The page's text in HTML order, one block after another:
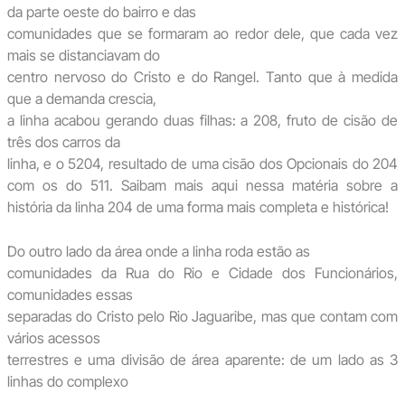
da parte oeste do bairro e das
comunidades que se formaram ao redor dele, que cada vez
mais se distanciavam do
centro nervoso do Cristo e do Rangel. Tanto que à medida
que a demanda crescia,
a linha acabou gerando duas filhas: a 208, fruto de cisão de
três dos carros da
linha, e o 5204, resultado de uma cisão dos Opcionais do 204
com os do 511. Saibam mais aqui nessa matéria sobre a
história da linha 204 de uma forma mais completa e histórica!
Do outro lado da área onde a linha roda estão as
comunidades da Rua do Rio e Cidade dos Funcionários,
comunidades essas
separadas do Cristo pelo Rio Jaguaribe, mas que contam com
vários acessos
terrestres e uma divisão de área aparente: de um lado as 3
linhas do complexo